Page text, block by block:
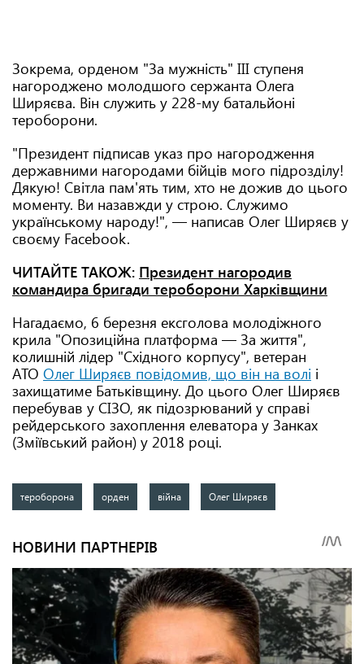
Зокрема, орденом "За мужність" ІІІ ступеня
нагороджено молодшого сержанта Олега
Ширяєва. Він служить у 228-му батальйоні
тероборони.
"Президент підписав указ про нагородження
державними нагородами бійців мого підрозділу!
Дякую! Світла пам'ять тим, хто не дожив до цього
моменту. Ви назавжди у строю. Служимо
українському народу!", — написав Олег Ширяєв у
своєму Facebook.
ЧИТАЙТЕ ТАКОЖ: Президент нагородив
командира бригади тероборони Харківщини
Нагадаємо, 6 березня ексголова молодіжного
крила "Опозиційна платформа — За життя",
колишній лідер "Східного корпусу", ветеран
АТО Олег Ширяєв повідомив, що він на волі і
захищатиме Батьківщину. До цього Олег Ширяєв
перебував у СІЗО, як підозрюваний у справі
рейдерського захоплення елеватора у Занках
(Зміївський район) у 2018 році.
тероборона орден війна Олег Ширяєв